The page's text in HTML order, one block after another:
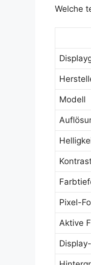
Welche
Modell
Pixel-
Aktive